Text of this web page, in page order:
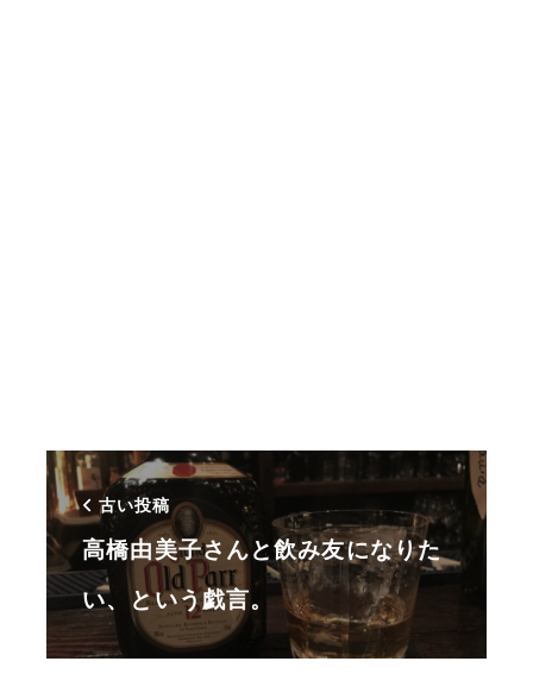
古い投稿
高橋由美子さんと飲み友になりた
い、という戯言。